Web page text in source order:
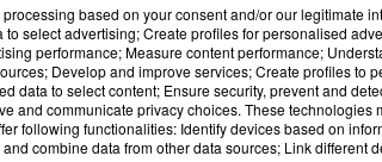
based on your consent and/or our legitimate
select advertising; Create profiles for personalised
performance; Measure content performance;
Develop and improve services; Create profiles to
data to select content; Ensure security, prevent and
and communicate privacy choices. These technologies
following functionalities: Identify devices based on
combine data from other data sources; Link different